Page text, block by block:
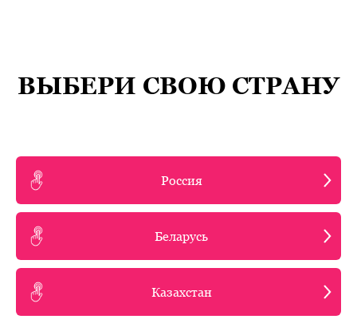
ВЫБЕРИ СВОЮ СТРАНУ
Россия
Беларусь
Казахстан